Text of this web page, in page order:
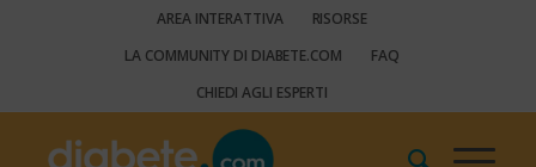
AREA INTERATTIVA
RISORSE
LA COMMUNITY DI DIABETE.COM
FAQ
CHIEDI AGLI ESPERTI